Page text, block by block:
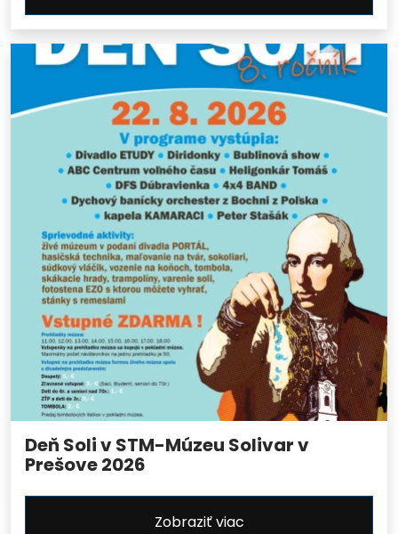
Deň Soli v STM-Múzeu Solivar v
Prešove 2026
Zobraziť viac